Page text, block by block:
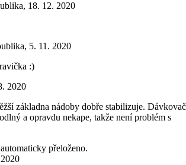
, 18. 12. 2020
, 5. 11. 2020
:)
2020
základna nádoby dobře stabilizuje. Dávkovač
a opravdu nekape, takže není problém s
přeloženo.